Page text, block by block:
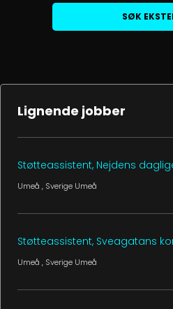
SØK
Lignende jobber
Støtteassistent, Nejdens
Umeå , Sverige Umeå
Støtteassistent, Sveagatans
Umeå , Sverige Umeå